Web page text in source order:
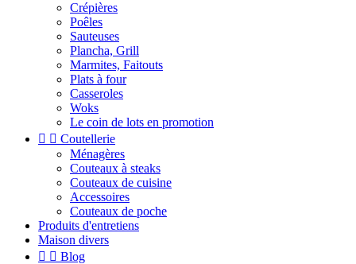
Crépières
Poêles
Sauteuses
Plancha, Grill
Marmites, Faitouts
Plats à four
Casseroles
Woks
Le coin de lots en promotion
  Coutellerie
Ménagères
Couteaux à steaks
Couteaux de cuisine
Accessoires
Couteaux de poche
Produits d'entretiens
Maison divers
  Blog